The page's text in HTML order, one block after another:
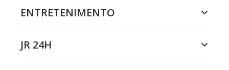
ENTRETENIMENTO
JR 24H